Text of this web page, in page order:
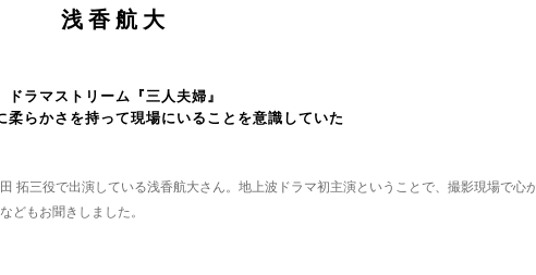
浅香航大
ドラマストリーム『三人夫婦』
柔らかさを持って現場にいることを意識していた
拓三役で出演している浅香航大さん。地上波ドラマ初主演ということで、撮影現場で心
どもお聞きしました。